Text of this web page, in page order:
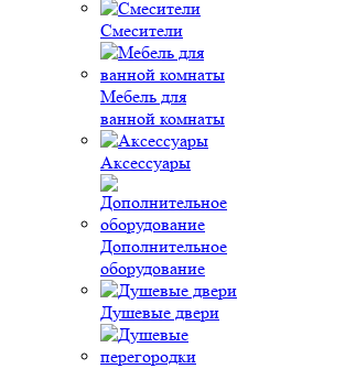
Смесители
Мебель для
ванной комнаты
Аксессуары
Дополнительное
оборудование
Душевые двери